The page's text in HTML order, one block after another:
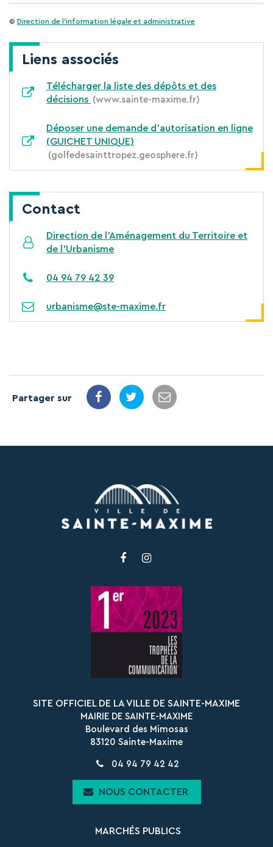
© Direction de l'information légale et administrative
Liens associés
Télécharger la liste des dépôts et des
décisions
www.sainte-maxime.fr
Déposer une demande d'autorisation en ligne
(GUICHET UNIQUE)
golfedesainttropez.geosphere.fr
Contact
Direction de l’Aménagement du Territoire et
de l'Urbanisme
04 94 79 42 39
urbanisme@ste-maxime.fr
Partager sur
Lien
le
compte
Facebook
le
compte
Instagram
SITE OFFICIEL DE LA VILLE DE SAINTE-MAXIME
MAIRIE DE SAINTE-MAXIME
Boulevard des Mimosas
83120 Sainte-Maxime
04 94 79 42 42
NOUS CONTACTER
MARCHÉS PUBLICS